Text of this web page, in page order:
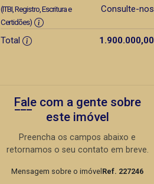
(ITBI, Registro, Escritura e
Certidões)
Consulte-nos
Total 1.900.000,00
Fale com a gente sobre
este imóvel
Preencha os campos abaixo e
retornamos o seu contato em breve.
Mensagem sobre o imóvel Ref. 227246